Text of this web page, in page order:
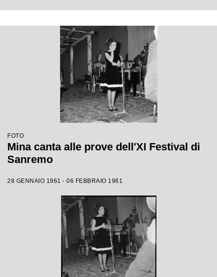
FOTO
Mina canta alle prove dell'XI Festival di
Sanremo
28 GENNAIO 1961 - 06 FEBBRAIO 1961